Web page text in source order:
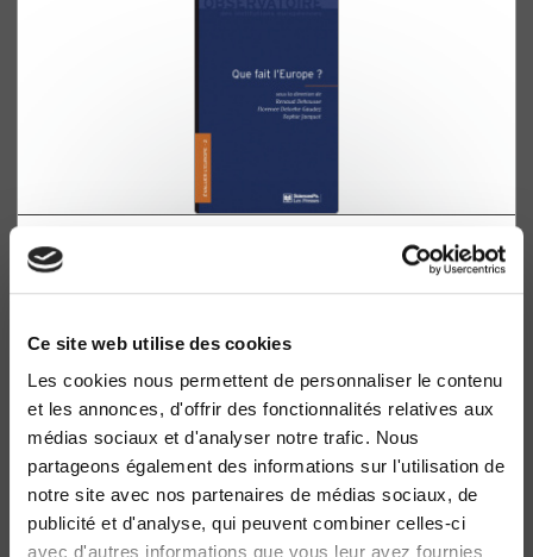
Ce site web utilise des cookies
Les cookies nous permettent de personnaliser le contenu
et les annonces, d'offrir des fonctionnalités relatives aux
médias sociaux et d'analyser notre trafic. Nous
partageons également des informations sur l'utilisation de
notre site avec nos partenaires de médias sociaux, de
publicité et d'analyse, qui peuvent combiner celles-ci
avec d'autres informations que vous leur avez fournies
Que fait l'Europe ?
Renaud Dehousse, Florence Deloche-Gaudez